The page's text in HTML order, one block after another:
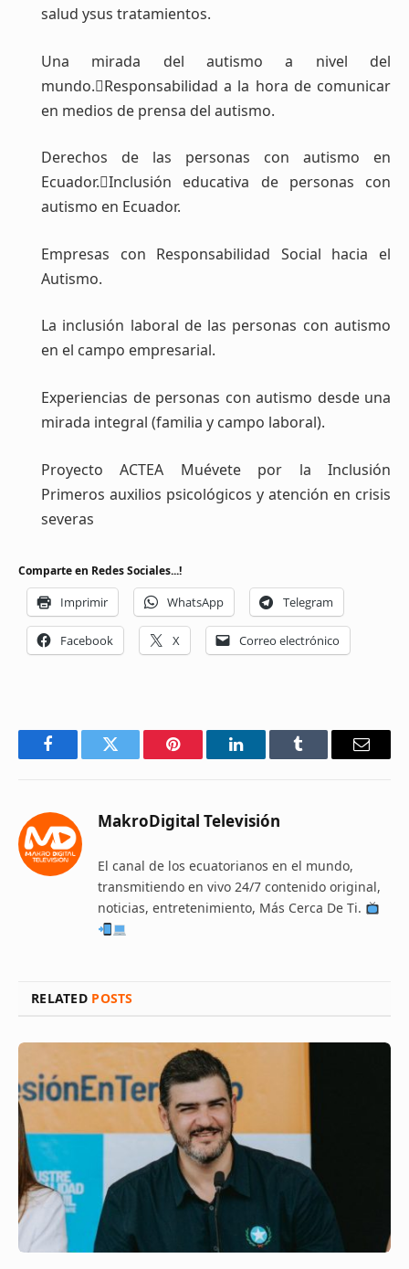
salud ysus tratamientos.
Una mirada del autismo a nivel del
mundo.Responsabilidad a la hora de comunicar
en medios de prensa del autismo.
Derechos de las personas con autismo en
Ecuador.Inclusión educativa de personas con
autismo en Ecuador.
Empresas con Responsabilidad Social hacia el
Autismo.
La inclusión laboral de las personas con autismo
en el campo empresarial.
Experiencias de personas con autismo desde una
mirada integral (familia y campo laboral).
Proyecto ACTEA Muévete por la Inclusión
Primeros auxilios psicológicos y atención en crisis
severas
Comparte en Redes Sociales...!
Imprimir WhatsApp Telegram
Facebook X Correo electrónico
FacebookTwitter Pinterest LinkedInTumblr Email
MakroDigital Televisión
El canal de los ecuatorianos en el mundo,
transmitiendo en vivo 24/7 contenido original,
noticias, entretenimiento, Más Cerca De Ti.
RELATED POSTS